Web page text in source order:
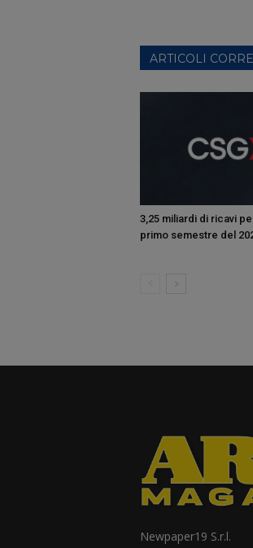
ARTICOLI
3,25 miliardi di ricavi
primo semestre del
Newpaper19 S.r.l.